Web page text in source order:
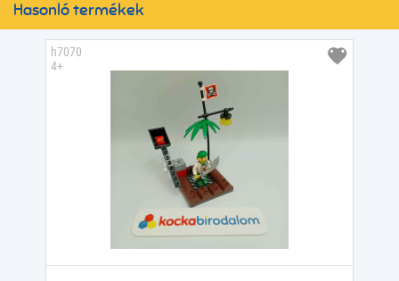
Hasonló termékek
h7070
4+